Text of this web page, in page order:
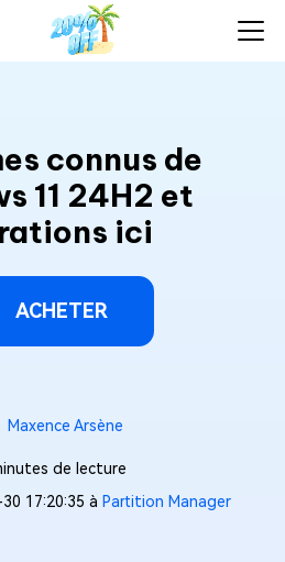
connus de
11 24H2 et
ici
ACHETER
Maxence Arsène
de lecture
17:20:35 à Partition Manager